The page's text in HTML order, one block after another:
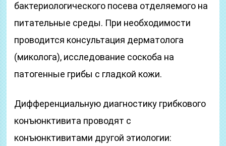
бактериологического посева отделяемого на
питательные среды. При необходимости
проводится консультация дерматолога
(миколога), исследование соскоба на
патогенные грибы с гладкой кожи.
Дифференциальную диагностику грибкового
конъюнктивита проводят с
конъюнктивитами другой этиологии: